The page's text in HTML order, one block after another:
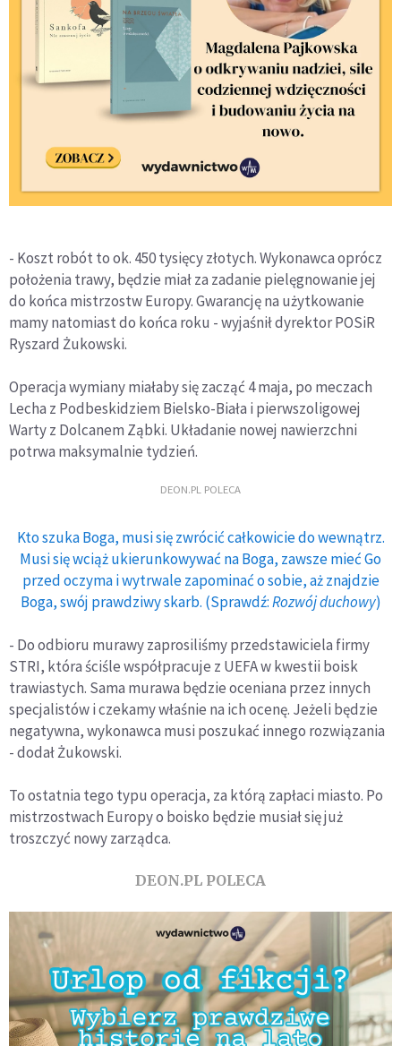
- Koszt robót to ok. 450 tysięcy złotych. Wykonawca oprócz
położenia trawy, będzie miał za zadanie pielęgnowanie jej
do końca mistrzostw Europy. Gwarancję na użytkowanie
mamy natomiast do końca roku - wyjaśnił dyrektor POSiR
Ryszard Żukowski.
Operacja wymiany miałaby się zacząć 4 maja, po meczach
Lecha z Podbeskidziem Bielsko-Biała i pierwszoligowej
Warty z Dolcanem Ząbki. Układanie nowej nawierzchni
potrwa maksymalnie tydzień.
DEON.PL POLECA
Kto szuka Boga, musi się zwrócić całkowicie do wewnątrz.
Musi się wciąż ukierunkowywać na Boga, zawsze mieć Go
przed oczyma i wytrwale zapominać o sobie, aż znajdzie
Boga, swój prawdziwy skarb. (Sprawdź:Rozwój duchowy)
- Do odbioru murawy zaprosiliśmy przedstawiciela firmy
STRI, która ściśle współpracuje z UEFA w kwestii boisk
trawiastych. Sama murawa będzie oceniana przez innych
specjalistów i czekamy właśnie na ich ocenę. Jeżeli będzie
negatywna, wykonawca musi poszukać innego rozwiązania
- dodał Żukowski.
To ostatnia tego typu operacja, za którą zapłaci miasto. Po
mistrzostwach Europy o boisko będzie musiał się już
troszczyć nowy zarządca.
DEON.PL POLECA